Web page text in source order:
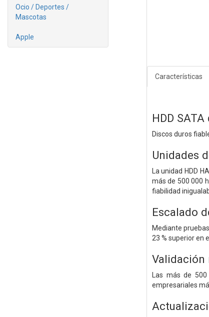
Ocio / Deportes /
Mascotas
Apple
Características
HDD
Discos duros
Unidades
La unidad HDD
más de 500 000
fiabilidad
Escalado
Mediante
23 % superior en
Validación
Las más de
empresariales